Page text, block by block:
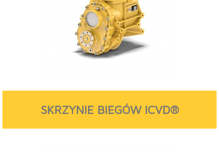
SKRZYNIE BIEGÓW ICVD®